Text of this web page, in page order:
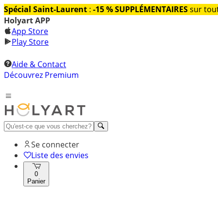
Spécial Saint-Laurent : -15 % SUPPLÉMENTAIRESsur
Holyart APP
App Store
Play Store
Aide & Contact
Découvrez Premium
Se connecter
Liste des envies
0
Panier